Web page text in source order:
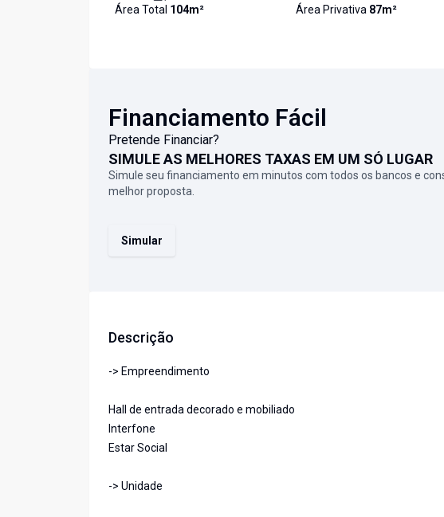
Área Total 104m² Área Privativa 87m²
Financiamento Fácil
Pretende Financiar?
SIMULE AS MELHORES TAXAS EM UM SÓ LUGAR
Simule seu financiamento em minutos com todos os bancos e
melhor proposta.
Simular
Descrição
-> Empreendimento
Hall de entrada decorado e mobiliado
Interfone
Estar Social
-> Unidade